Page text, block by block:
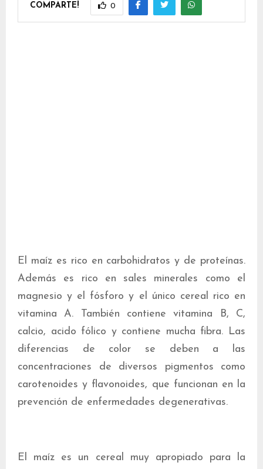
COMPARTE! 0
El maíz es rico en carbohidratos y de proteínas.
Además es rico en sales minerales como el
magnesio y el fósforo y el único cereal rico en
vitamina A. También contiene vitamina B, C,
calcio, acido fólico y contiene mucha fibra. Las
diferencias de color se deben a las
concentraciones de diversos pigmentos como
carotenoides y flavonoides, que funcionan en la
prevención de enfermedades degenerativas.
El maíz es un cereal muy apropiado para la